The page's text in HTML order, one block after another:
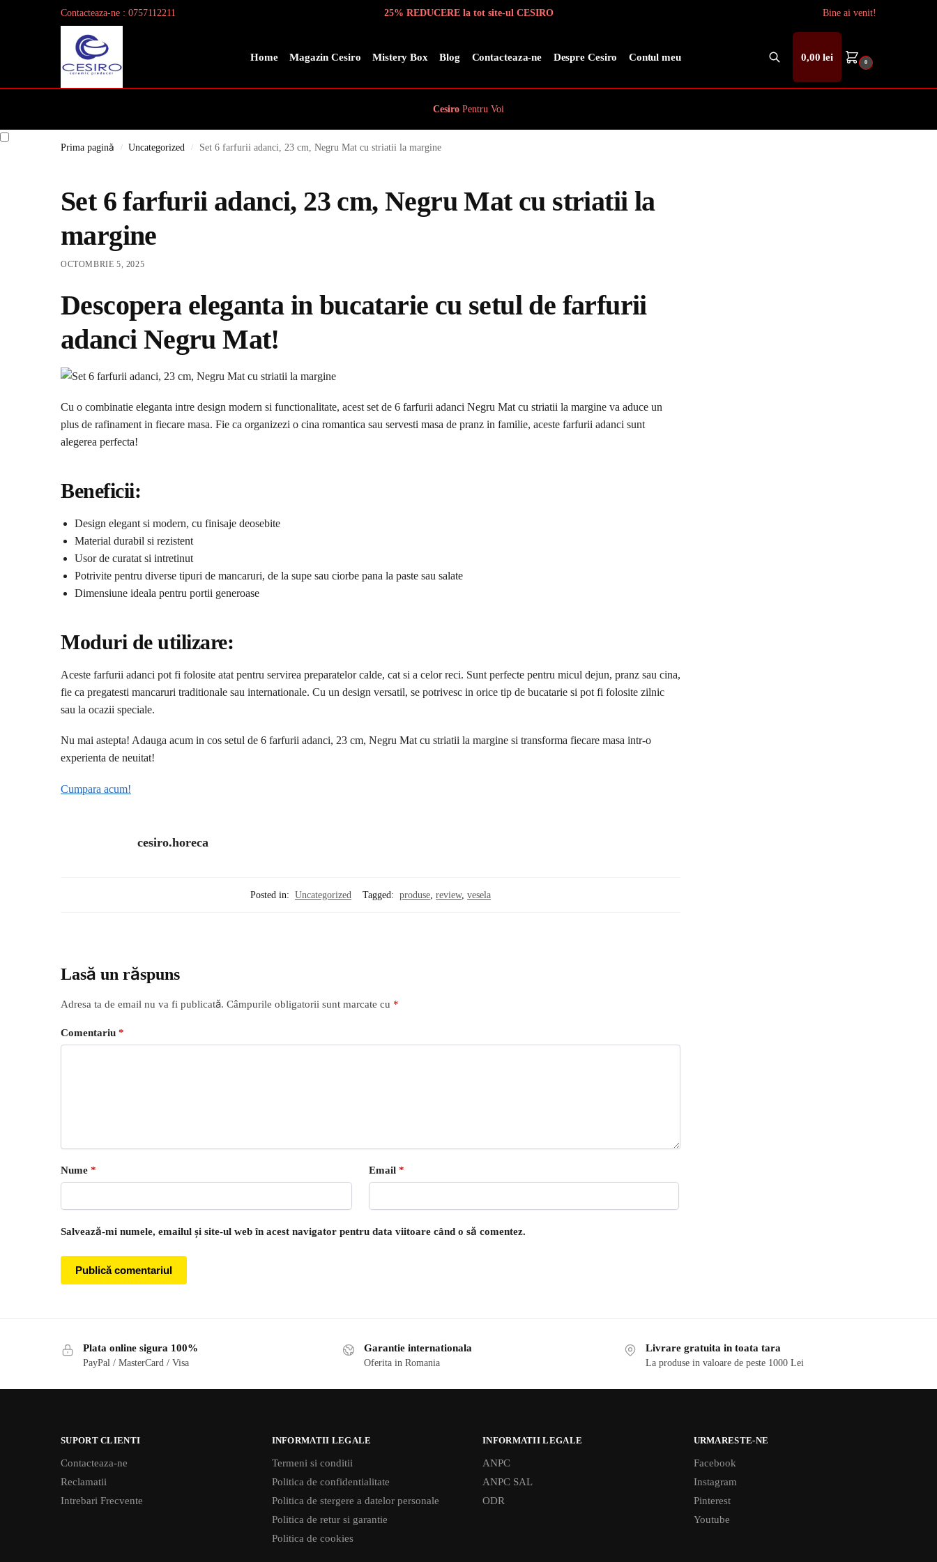
Contacteaza-ne : 0757112211 25% REDUCERE la tot site-ul CESIRO Bine ai venit!
Home Magazin Cesiro Mistery Box Blog Contacteaza-ne Despre Cesiro Contul meu
Search
0,00lei 0
Cesiro Pentru Voi
Prima pagină / Uncategorized / Set 6 farfurii adanci, 23 cm, Negru Mat cu striatii la margine
Set 6 farfurii adanci, 23 cm, Negru Mat cu striatii la
margine
OCTOMBRIE 5, 2025
Descopera eleganta in bucatarie cu setul de farfurii
adanci Negru Mat!
Cu o combinatie eleganta intre design modern si functionalitate, acest set de 6 farfurii adanci Negru Mat cu striatii la margine va aduce un
plus de rafinament in fiecare masa. Fie ca organizezi o cina romantica sau servesti masa de pranz in familie, aceste farfurii adanci sunt
alegerea perfecta!
Beneficii:
Design elegant si modern, cu finisaje deosebite
Material durabil si rezistent
Usor de curatat si intretinut
Potrivite pentru diverse tipuri de mancaruri, de la supe sau ciorbe pana la paste sau salate
Dimensiune ideala pentru portii generoase
Moduri de utilizare:
Aceste farfurii adanci pot fi folosite atat pentru servirea preparatelor calde, cat si a celor reci. Sunt perfecte pentru micul dejun, pranz sau cina,
fie ca pregatesti mancaruri traditionale sau internationale. Cu un design versatil, se potrivesc in orice tip de bucatarie si pot fi folosite zilnic
sau la ocazii speciale.
Nu mai astepta! Adauga acum in cos setul de 6 farfurii adanci, 23 cm, Negru Mat cu striatii la margine si transforma fiecare masa intr-o
experienta de neuitat!
Cumpara acum!
cesiro.horeca
Posted in: Uncategorized Tagged: produse,review,vesela
Lasă un răspuns
Adresa ta de email nu va fi publicată. Câmpurile obligatorii sunt marcate cu *
Comentariu *
Nume * Email *
Salvează-mi numele, emailul și site-ul web în acest navigator pentru data viitoare când o să comentez.
Plata online sigura 100%
PayPal / MasterCard / Visa
Garantie internationala
Oferita in Romania
Livrare gratuita in toata tara
La produse in valoare de peste 1000 Lei
SUPORT CLIENTI
Contacteaza-ne
Reclamatii
Intrebari Frecvente
INFORMATII LEGALE
Termeni si conditii
Politica de confidentialitate
Politica de stergere a datelor personale
Politica de retur si garantie
Politica de cookies
INFORMATII LEGALE
ANPC
ANPC SAL
ODR
URMARESTE-NE
Facebook
Instagram
Pinterest
Youtube